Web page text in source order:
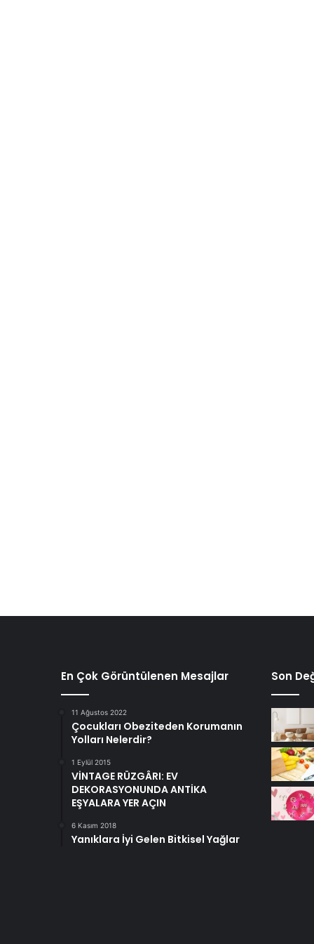
En Çok Görüntülenen Mesajlar
11 Ağustos 2022
Çocukları Obeziteden Korumanın
Yolları Nelerdir?
1 Eylül 2015
VİNTAGE RÜZGÂRI: EV
DEKORASYONUNDA ANTİKA
EŞYALARA YER AÇIN
6 Kasım 2018
Yanıklara İyi Gelen Bitkisel Yağlar
Son